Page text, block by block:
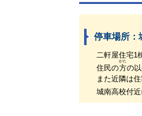
停車場所
二軒屋住宅1
住民の方
かた
の
また近隣は住
城南高校付近